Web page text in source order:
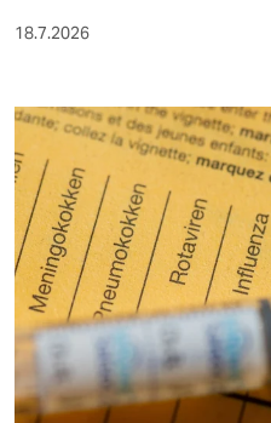
18.7.2026